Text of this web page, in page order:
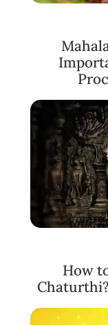
How